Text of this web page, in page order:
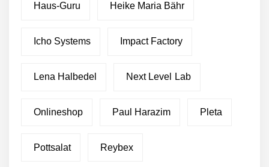
Haus-Guru Heike Maria Bähr
Icho Systems Impact Factory
Lena Halbedel Next Level Lab
Onlineshop Paul Harazim Pleta
Pottsalat Reybex